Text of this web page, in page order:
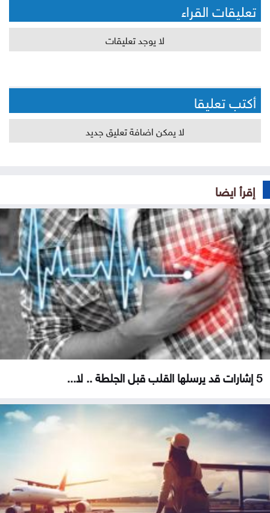
تعليقات القراء
لا يوجد تعليقات
أكتب تعليقا
لا يمكن اضافة تعليق جديد
إقرأ ايضا
5 إشارات قد يرسلها القلب قبل الجلطة .. لا...